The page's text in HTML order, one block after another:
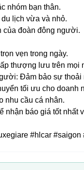
nhóm bạn thân.
lịch vừa và nhỏ.
của đoàn đông người.
vẹn trong ngày.
thượng lưu trên mọi
Đảm bảo sự thoải
tối ưu cho doanh
nhu cầu cá nhân.
báo giá tốt nhất
#hlcar #saigon